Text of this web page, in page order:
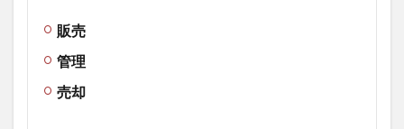
販売
管理
売却